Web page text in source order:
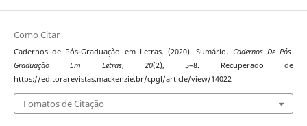
Como Citar
Cadernos de Pós-Graduação em Letras. (2020). Sumário. Cadernos De Pós-
Graduação Em Letras, 20(2), 5–8. Recuperado de
https://editorarevistas.mackenzie.br/cpgl/article/view/14022
Fomatos de Citação